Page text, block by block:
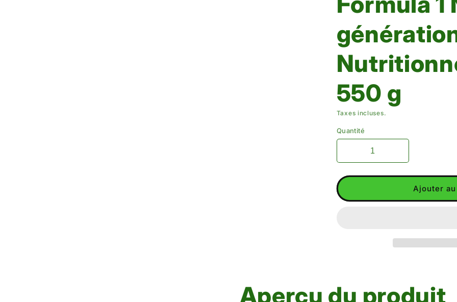
550 g
Taxes incluses.
Quantité
Ajouter
Aperçu du produit